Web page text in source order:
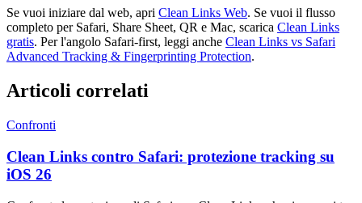
Se vuoi iniziare dal web, apri Clean Links Web. Se vuoi il flusso
completo per Safari, Share Sheet, QR e Mac, scarica Clean Links
gratis. Per l'angolo Safari-first, leggi anche Clean Links vs Safari
Advanced Tracking & Fingerprinting Protection.
Articoli correlati
Confronti
Clean Links contro Safari: protezione tracking su
iOS 26